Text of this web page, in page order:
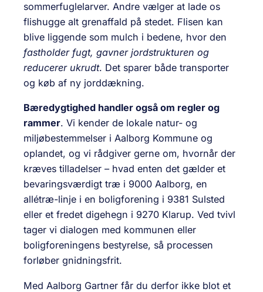
sommerfuglelarver. Andre vælger at lade os
flishugge alt grenaffald på stedet. Flisen kan
blive liggende som mulch i bedene, hvor den
fastholder fugt, gavner jordstrukturen og
reducerer ukrudt. Det sparer både transporter
og køb af ny jorddækning.
Bæredygtighed handler også om regler og
rammer. Vi kender de lokale natur- og
miljøbestemmelser i Aalborg Kommune og
oplandet, og vi rådgiver gerne om, hvornår der
kræves tilladelser – hvad enten det gælder et
bevaringsværdigt træ i 9000 Aalborg, en
allétræ-linje i en boligforening i 9381 Sulsted
eller et fredet digehegn i 9270 Klarup. Ved tvivl
tager vi dialogen med kommunen eller
boligforeningens bestyrelse, så processen
forløber gnidningsfrit.
Med Aalborg Gartner får du derfor ikke blot et